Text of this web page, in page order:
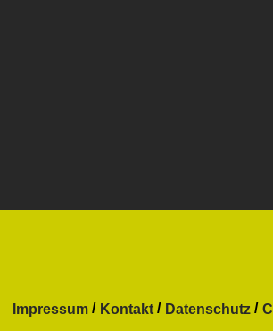
Impressum Kontakt Datenschutz